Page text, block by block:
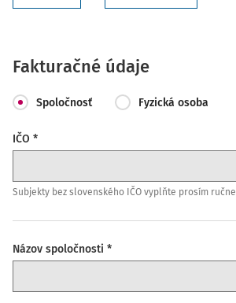
Fakturačné údaje
Spoločnosť Fyzická osoba
IČO *
Subjekty bez slovenského IČO vyplňte prosím ručne
Názov spoločnosti *